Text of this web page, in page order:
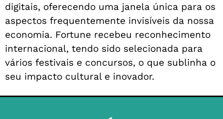
digitais, oferecendo uma janela única para os
aspectos frequentemente invisíveis da nossa
economia. Fortune recebeu reconhecimento
internacional, tendo sido selecionada para
vários festivais e concursos, o que sublinha o
seu impacto cultural e inovador.